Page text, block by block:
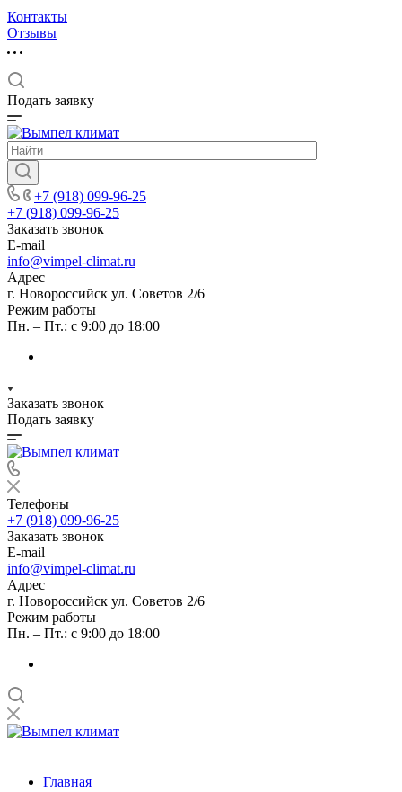
Контакты
Отзывы
Подать заявку
+7 (918) 099-96-25
+7 (918) 099-96-25
Заказать звонок
E-mail
info@vimpel-climat.ru
Адрес
г. Новороссийск ул. Советов 2/6
Режим работы
Пн. – Пт.: с 9:00 до 18:00
Заказать звонок
Подать заявку
Телефоны
+7 (918) 099-96-25
Заказать звонок
E-mail
info@vimpel-climat.ru
Адрес
г. Новороссийск ул. Советов 2/6
Режим работы
Пн. – Пт.: с 9:00 до 18:00
Главная